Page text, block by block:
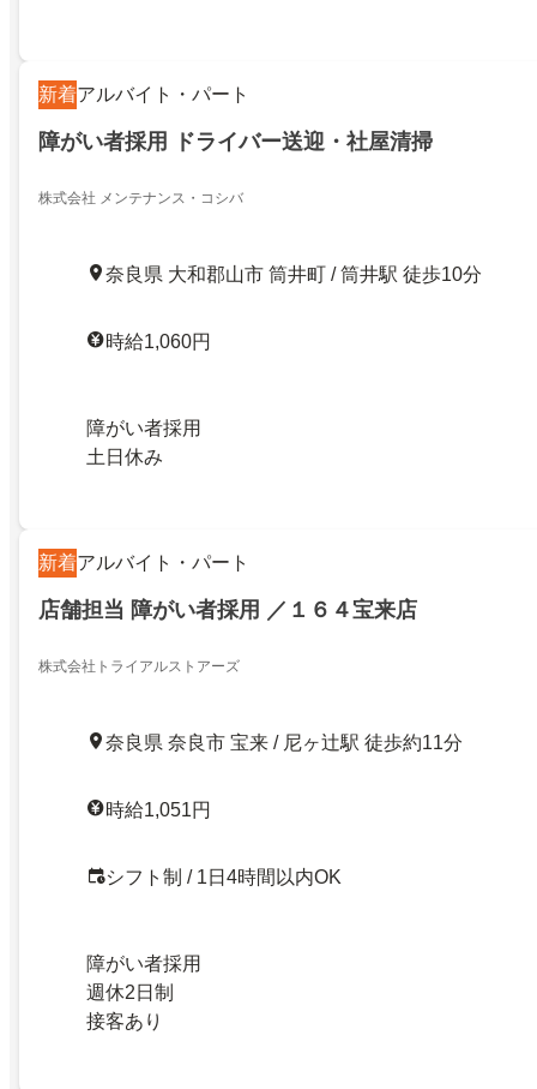
新着アルバイト・パート
障がい者採用 ドライバー送迎・社屋清掃
株式会社 メンテナンス・コシバ
奈良県 大和郡山市 筒井町 / 筒井駅 徒歩10分
時給1,060円
障がい者採用
土日休み
新着アルバイト・パート
店舗担当 障がい者採用 ／１６４宝来店
株式会社トライアルストアーズ
奈良県 奈良市 宝来 / 尼ヶ辻駅 徒歩約11分
時給1,051円
シフト制 / 1日4時間以内OK
障がい者採用
週休2日制
接客あり